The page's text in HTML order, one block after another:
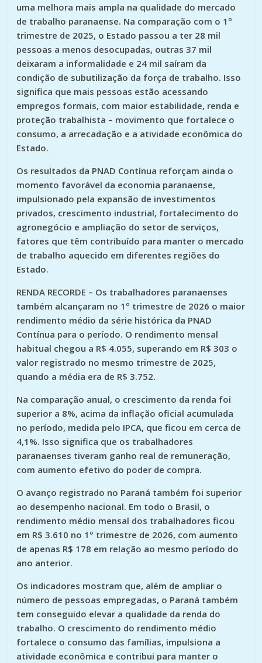
uma melhora mais ampla na qualidade do mercado
de trabalho paranaense. Na comparação com o 1º
trimestre de 2025, o Estado passou a ter 28 mil
pessoas a menos desocupadas, outras 37 mil
deixaram a informalidade e 24 mil saíram da
condição de subutilização da força de trabalho. Isso
significa que mais pessoas estão acessando
empregos formais, com maior estabilidade, renda e
proteção trabalhista – movimento que fortalece o
consumo, a arrecadação e a atividade econômica do
Estado.
Os resultados da PNAD Contínua reforçam ainda o
momento favorável da economia paranaense,
impulsionado pela expansão de investimentos
privados, crescimento industrial, fortalecimento do
agronegócio e ampliação do setor de serviços,
fatores que têm contribuído para manter o mercado
de trabalho aquecido em diferentes regiões do
Estado.
RENDA RECORDE – Os trabalhadores paranaenses
também alcançaram no 1º trimestre de 2026 o maior
rendimento médio da série histórica da PNAD
Contínua para o período. O rendimento mensal
habitual chegou a R$ 4.055, superando em R$ 303 o
valor registrado no mesmo trimestre de 2025,
quando a média era de R$ 3.752.
Na comparação anual, o crescimento da renda foi
superior a 8%, acima da inflação oficial acumulada
no período, medida pelo IPCA, que ficou em cerca de
4,1%. Isso significa que os trabalhadores
paranaenses tiveram ganho real de remuneração,
com aumento efetivo do poder de compra.
O avanço registrado no Paraná também foi superior
ao desempenho nacional. Em todo o Brasil, o
rendimento médio mensal dos trabalhadores ficou
em R$ 3.610 no 1º trimestre de 2026, com aumento
de apenas R$ 178 em relação ao mesmo período do
ano anterior.
Os indicadores mostram que, além de ampliar o
número de pessoas empregadas, o Paraná também
tem conseguido elevar a qualidade da renda do
trabalho. O crescimento do rendimento médio
fortalece o consumo das famílias, impulsiona a
atividade econômica e contribui para manter o